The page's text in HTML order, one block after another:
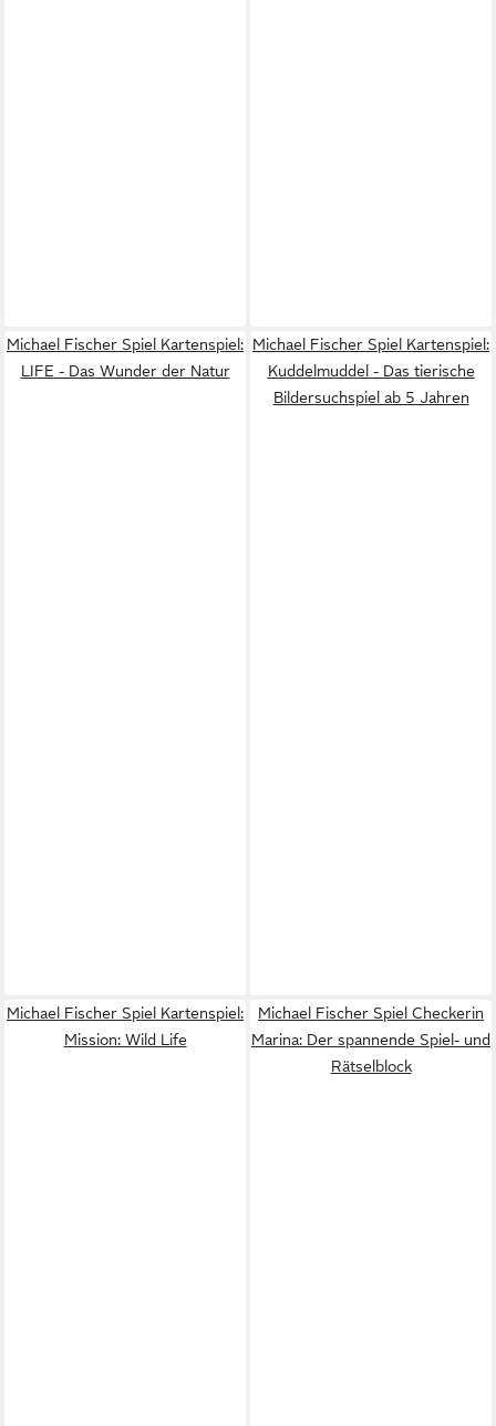
Michael Fischer Spiel Kartenspiel:
LIFE - Das Wunder der Natur
Michael Fischer Spiel Kartenspiel:
Kuddelmuddel - Das tierische
Bildersuchspiel ab 5 Jahren
Michael Fischer Spiel Kartenspiel:
Mission: Wild Life
Michael Fischer Spiel Checkerin
Marina: Der spannende Spiel- und
Rätselblock